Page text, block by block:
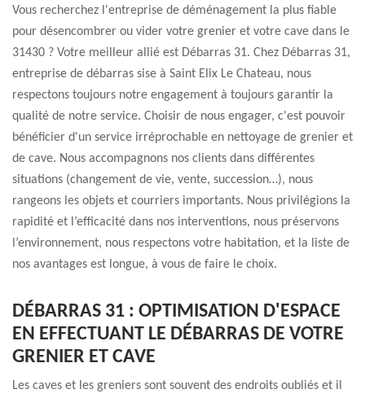
Vous recherchez l'entreprise de déménagement la plus fiable
pour désencombrer ou vider votre grenier et votre cave dans le
31430 ? Votre meilleur allié est Débarras 31. Chez Débarras 31,
entreprise de débarras sise à Saint Elix Le Chateau, nous
respectons toujours notre engagement à toujours garantir la
qualité de notre service. Choisir de nous engager, c'est pouvoir
bénéficier d'un service irréprochable en nettoyage de grenier et
de cave. Nous accompagnons nos clients dans différentes
situations (changement de vie, vente, succession…), nous
rangeons les objets et courriers importants. Nous privilégions la
rapidité et l’efficacité dans nos interventions, nous préservons
l’environnement, nous respectons votre habitation, et la liste de
nos avantages est longue, à vous de faire le choix.
DÉBARRAS 31 : OPTIMISATION D'ESPACE
EN EFFECTUANT LE DÉBARRAS DE VOTRE
GRENIER ET CAVE
Les caves et les greniers sont souvent des endroits oubliés et il